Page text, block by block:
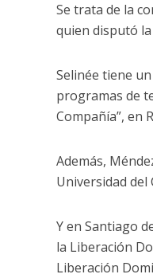
Se trata de la
quien disputó
Selinée tiene
programas de
Compañía”, en
Además,
Universidad del
Y en Santiago
la Liberación
Liberación